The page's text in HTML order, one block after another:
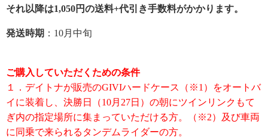
それ以降は1,050円の送料+代引き手数料がかかります。
発送時期 ：10月中旬
ご購入していただくための条件
１．デイトナが販売のGIVIハードケース（※1）をオートバ
イに装着し、決勝日（10月27日）の朝にツインリンクもて
ぎ内の指定場所に集まっていただける方。（※2）及び車両
に同乗で来られるタンデムライダーの方。